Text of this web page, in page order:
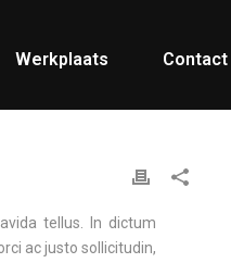
Werkplaats Contact
tellus. In dictum
ac justo sollicitudin,